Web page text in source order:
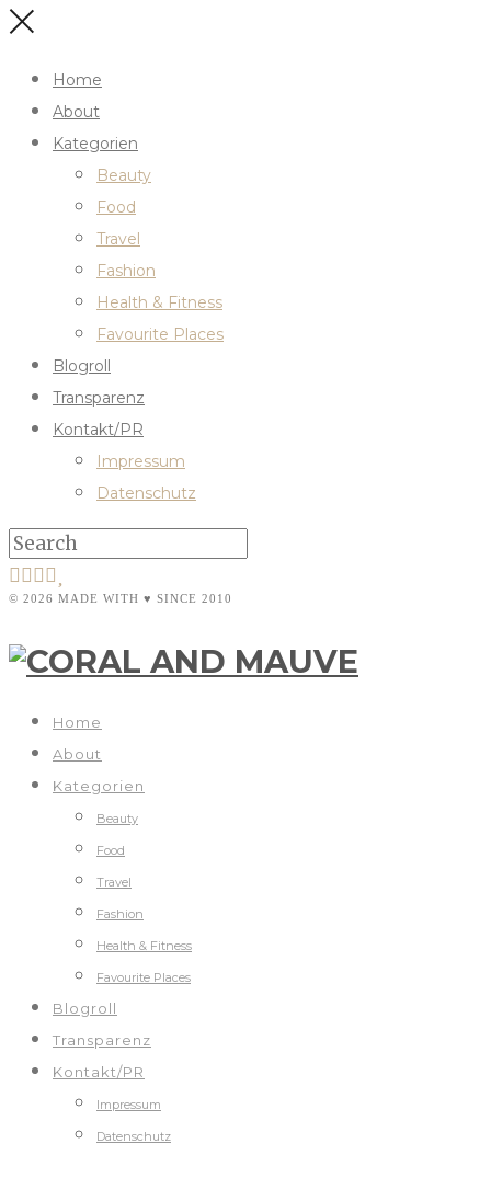
Home
About
Kategorien
Beauty
Food
Travel
Fashion
Health & Fitness
Favourite Places
Blogroll
Transparenz
Kontakt/PR
Impressum
Datenschutz
© 2026 MADE WITH ♥ SINCE 2010
Home
About
Kategorien
Beauty
Food
Travel
Fashion
Health & Fitness
Favourite Places
Blogroll
Transparenz
Kontakt/PR
Impressum
Datenschutz